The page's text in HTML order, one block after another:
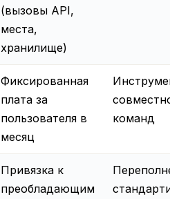
(вызовы API,
места,
хранилище)
Фиксированная
плата за
пользователя в
месяц
команд
Привязка к
преобладающим